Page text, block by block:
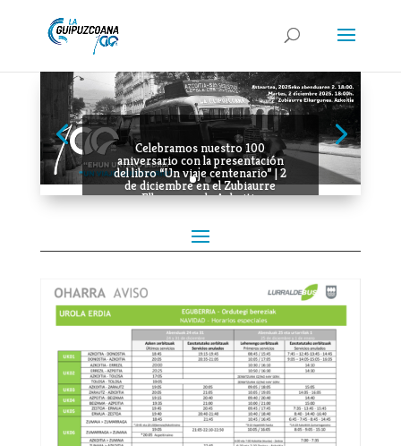
Celebramos nuestro 100
aniversario con la presentación
del libro “Un viaje centenario” | 2
de diciembre en el Zubiaurre
Elkargunea de Azkoitia